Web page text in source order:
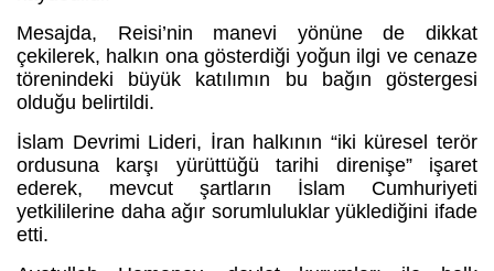
Mesajda, Reisi’nin manevi yönüne de dikkat
çekilerek, halkın ona gösterdiği yoğun ilgi ve cenaze
törenindeki büyük katılımın bu bağın göstergesi
olduğu belirtildi.
İslam Devrimi Lideri, İran halkının “iki küresel terör
ordusuna karşı yürüttüğü tarihi direnişe” işaret
ederek, mevcut şartların İslam Cumhuriyeti
yetkililerine daha ağır sorumluluklar yüklediğini ifade
etti.